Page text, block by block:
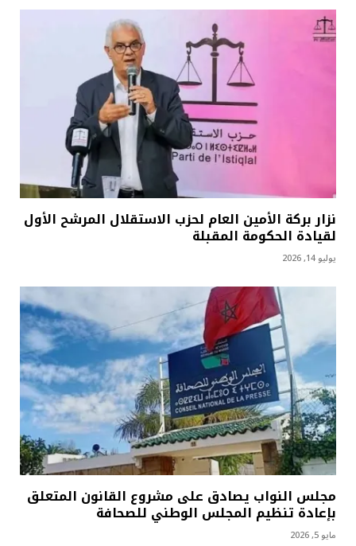
نزار بركة الأمين العام لحزب الاستقلال المرشح الأول
لقيادة الحكومة المقبلة
يوليو 14, 2026
مجلس النواب يصادق على مشروع القانون المتعلق
بإعادة تنظيم المجلس الوطني للصحافة
مايو 5, 2026